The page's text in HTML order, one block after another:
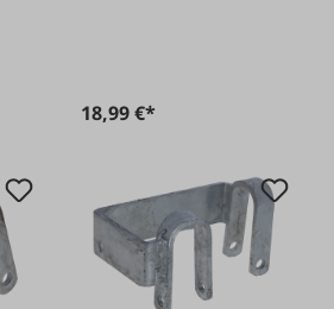
18,99 €*